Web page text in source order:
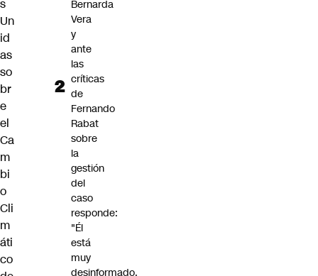
s
Un
id
as
so
br
e
el
Ca
m
bi
o
Cli
m
áti
co
Bernarda
Vera
y
ante
las
críticas
de
Fernando
Rabat
sobre
la
gestión
del
caso
responde:
"Él
está
muy
desinformado,